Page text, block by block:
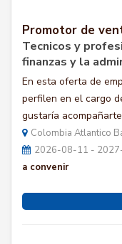
Promotor de
Tecnicos y
finanzas y la
En esta oferta de
perfilen en el cargo
gustaría
Colombia Atlantico
2026-08-11 -
a convenir